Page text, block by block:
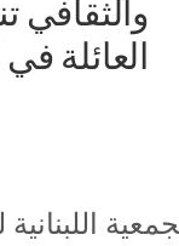
والثقافي
العائلة